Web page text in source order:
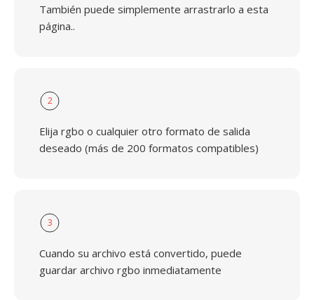
También puede simplemente arrastrarlo a esta
página..
2
Elija rgbo o cualquier otro formato de salida
deseado (más de 200 formatos compatibles)
3
Cuando su archivo está convertido, puede
guardar archivo rgbo inmediatamente